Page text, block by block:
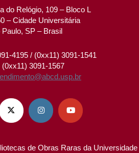
do Relógio, 109 – Bloco L
– Cidade Universitária
Paulo, SP – Brasil
4195 / (0xx11) 3091-1541
(0xx11) 3091-1567
  
de Obras Raras da Universidade